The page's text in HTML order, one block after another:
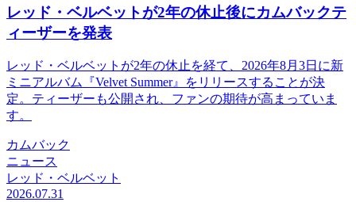
レッド・ベルベットが2年の休止後にカムバックテ
ィーザーを発表
レッド・ベルベットが2年の休止を経て、2026年8月3日に新
ミニアルバム『Velvet Summer』をリリースすることが決
定。ティーザーも公開され、ファンの期待が高まっていま
す。
カムバック
ニュース
レッド・ベルベット
2026.07.31